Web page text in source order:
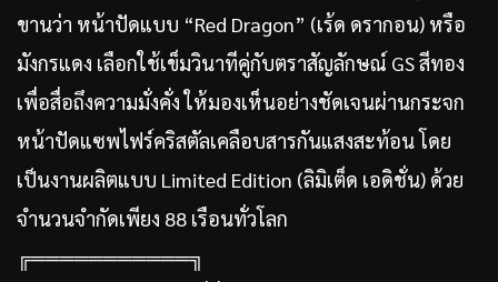
ขานว่า หน้าปัดแบบ “Red Dragon” (เร้ด ดรากอน) หรือ
มังกรแดง เลือกใช้เข็มวินาทีคู่กับตราสัญลักษณ์ GS สีทอง
เพื่อสื่อถึงความมั่งคั่ง ให้มองเห็นอย่างชัดเจนผ่านกระจก
หน้าปัดแซพไฟร์คริสตัลเคลือบสารกันแสงสะท้อน โดย
เป็นงานผลิตแบบ Limited Edition (ลิมิเต็ด เอดิชั่น) ด้วย
จำนวนจำกัดเพียง 88 เรือนทั่วโลก
╔═══════════╗